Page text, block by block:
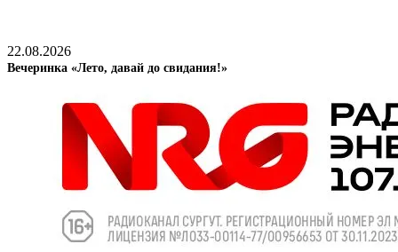
22.08.2026
Вечеринка «Лето, давай до свидания!»